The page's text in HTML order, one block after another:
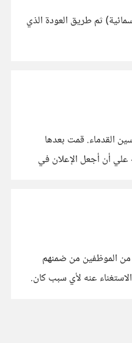
ثم طريق العودة الذي
القدماء. قمت بعدها
أن أجعل الإعلان في
بموضوع الولاء للشركة ، ولكن الشركة قد تستغني عنك بكل سهولة مهما كان ولاءك لها. وقد رأيت هذا بأم عيني حيث قامت الشركة بالاستغناء عن 40% من الموظفين من ضمنهم
عنه لأي سبب كان.